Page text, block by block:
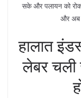
सके और पलायन को
और अब
हालात
लेबर चली